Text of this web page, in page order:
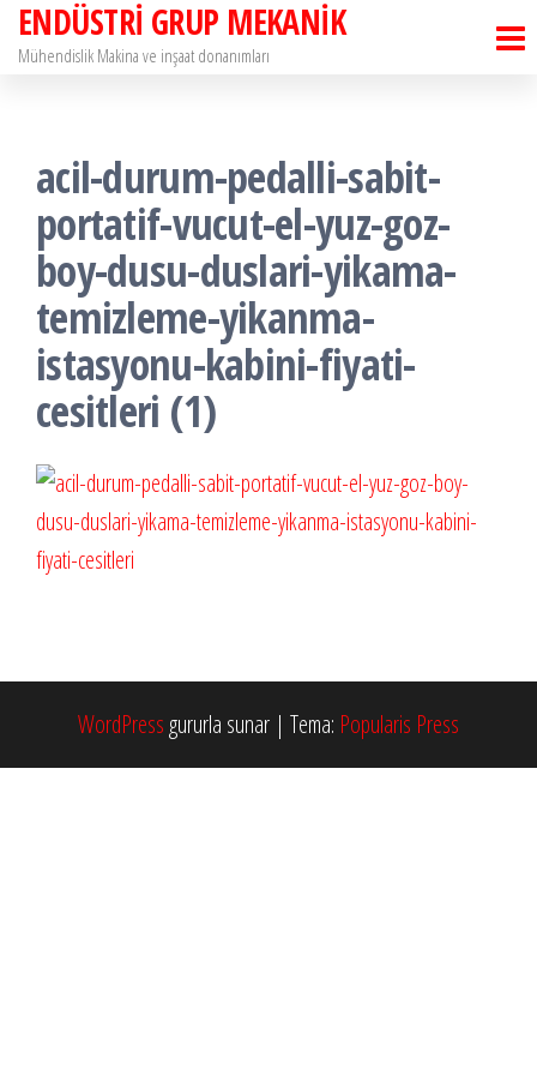
İçeriğe
atla
ENDÜSTRİ GRUP MEKANİK
Mühendislik Makina ve inşaat donanımları
acil-durum-pedalli-sabit-
portatif-vucut-el-yuz-goz-
boy-dusu-duslari-yikama-
temizleme-yikanma-
istasyonu-kabini-fiyati-
cesitleri (1)
WordPress gururla sunar | Tema: Popularis Press